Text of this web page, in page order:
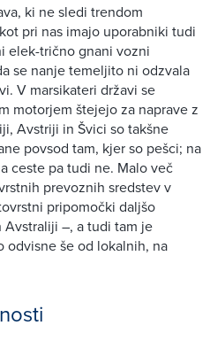
ki ne sledi trendom
pri nas imajo uporabniki tudi
elek-trično gnani vozni
se nanje temeljito ni odzvala
V marsikateri državi se
motorjem štejejo za naprave z
Avstriji in Švici so takšne
povsod tam, kjer so pešci; na
ceste pa tudi ne. Malo več
prevoznih sredstev v
pripomočki daljšo
–, a tudi tam je
odvisne še od lokalnih, na